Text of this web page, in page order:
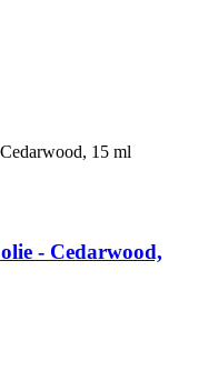
- Cedarwood,